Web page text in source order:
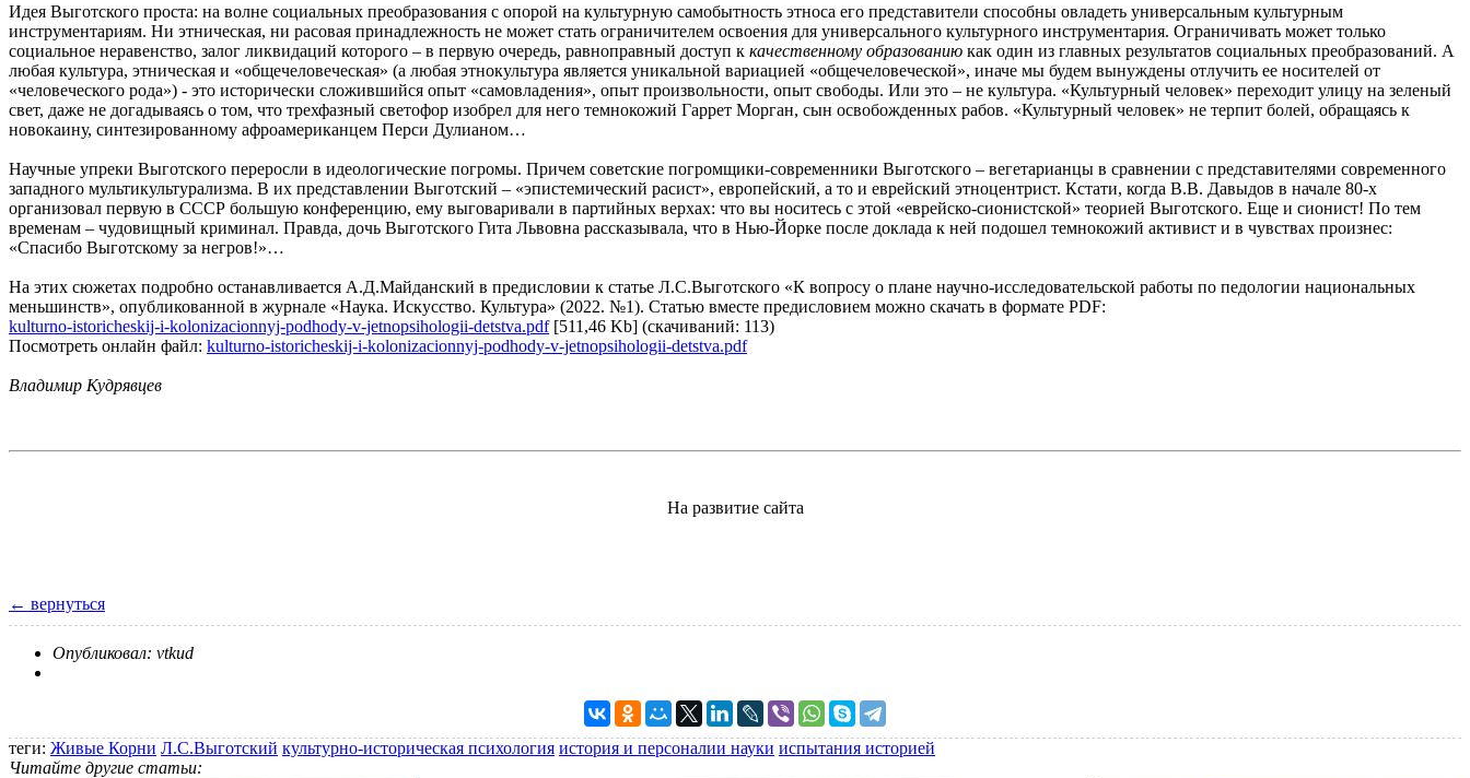
Идея Выготского проста: на волне социальных преобразования с опорой на культурную самобытность этноса его представители способны овладеть универсальным культурным
инструментариям. Ни этническая, ни расовая принадлежность не может стать ограничителем освоения для универсального культурного инструментария. Ограничивать может только
социальное неравенство, залог ликвидаций которого – в первую очередь, равноправный доступ к качественному образованию как один из главных результатов социальных преобразований. А
любая культура, этническая и «общечеловеческая» (а любая этнокультура является уникальной вариацией «общечеловеческой», иначе мы будем вынуждены отлучить ее носителей от
«человеческого рода») - это исторически сложившийся опыт «самовладения», опыт произвольности, опыт свободы. Или это – не культура. «Культурный человек» переходит улицу на зеленый
свет, даже не догадываясь о том, что трехфазный светофор изобрел для него темнокожий Гаррет Морган, сын освобожденных рабов. «Культурный человек» не терпит болей, обращаясь к
новокаину, синтезированному афроамериканцем Перси Дулианом…
Научные упреки Выготского переросли в идеологические погромы. Причем советские погромщики-современники Выготского – вегетарианцы в сравнении с представителями современного
западного мультикультурализма. В их представлении Выготский – «эпистемический расист», европейский, а то и еврейский этноцентрист. Кстати, когда В.В. Давыдов в начале 80-х
организовал первую в СССР большую конференцию, ему выговаривали в партийных верхах: что вы носитесь с этой «еврейско-сионистской» теорией Выготского. Еще и сионист! По тем
временам – чудовищный криминал. Правда, дочь Выготского Гита Львовна рассказывала, что в Нью-Йорке после доклада к ней подошел темнокожий активист и в чувствах произнес:
«Спасибо Выготскому за негров!»…
На этих сюжетах подробно останавливается А.Д.Майданский в предисловии к статье Л.С.Выготского «К вопросу о плане научно-исследовательской работы по педологии национальных
меньшинств», опубликованной в журнале «Наука. Искусство. Культура» (2022. №1). Статью вместе предисловием можно скачать в формате PDF:
kulturno-istoricheskij-i-kolonizacionnyj-podhody-v-jetnopsihologii-detstva.pdf[511,46 Kb] (cкачиваний: 113)
Посмотреть онлайн файл: kulturno-istoricheskij-i-kolonizacionnyj-podhody-v-jetnopsihologii-detstva.pdf
Владимир Кудрявцев
На развитие сайта
← вернуться
Опубликовал: vtkud
теги: Живые Корни Л.С.Выготский культурно-историческая психология история и персоналии науки испытания историей
Читайте другие статьи: